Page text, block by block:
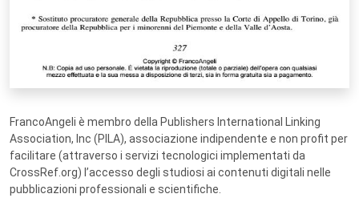
FrancoAngeli è membro della Publishers International Linking
Association, Inc (PILA), associazione indipendente e non profit per
facilitare (attraverso i servizi tecnologici implementati da
CrossRef.org) l’accesso degli studiosi ai contenuti digitali nelle
pubblicazioni professionali e scientifiche.